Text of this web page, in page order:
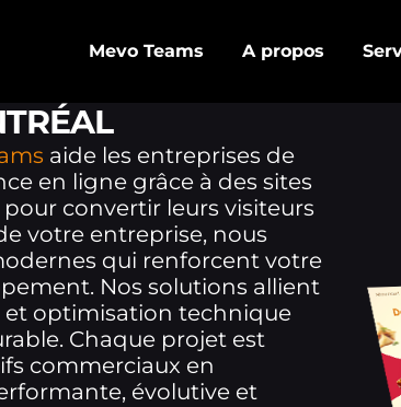
Mevo Teams A propos
aide les entreprises de
en ligne grâce à des sites
convertir leurs visiteurs
votre entreprise, nous
qui renforcent votre
Nos solutions allient
et optimisation technique
Chaque projet est
commerciaux en
évolutive et